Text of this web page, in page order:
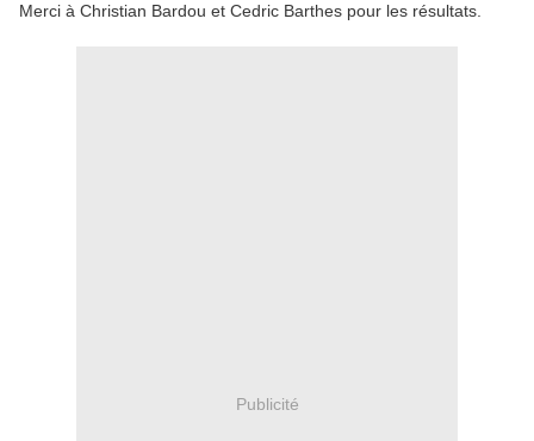
Merci à Christian Bardou et Cedric Barthes pour les résultats.
Publicité